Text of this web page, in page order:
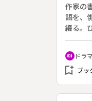
かみ
作家の
語を、
綴る。
な出会
にわた
は高山
第３回
recent_actors ドラマ
bookmark_add ブッ